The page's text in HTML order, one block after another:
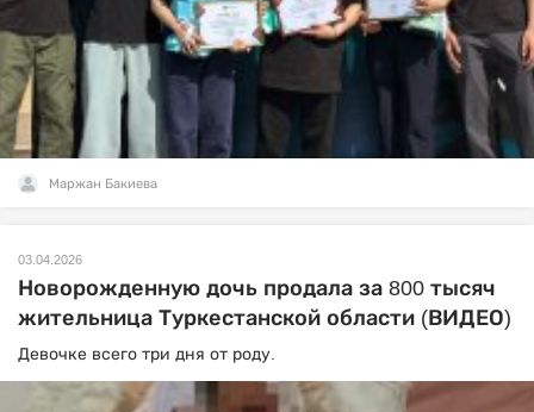
Маржан Бакиева
03.04.2026
Новорожденную дочь продала за 800 тысяч
жительница Туркестанской области (ВИДЕО)
Девочке всего три дня от роду.